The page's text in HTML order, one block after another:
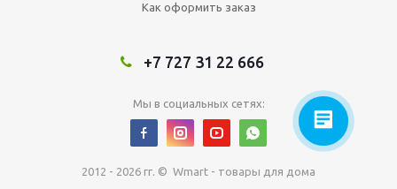
Как оформить заказ
+7 727 31 22 666
Мы в социальных сетях:
2012 - 2026 гг. © Wmart - товары для дома